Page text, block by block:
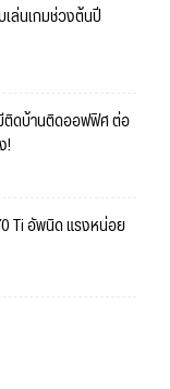
ล่นเกมช่วงต้นปี
ติดบ้านติดออฟฟิศ ต่อ
!
Ti อัพนิด แรงหน่อย